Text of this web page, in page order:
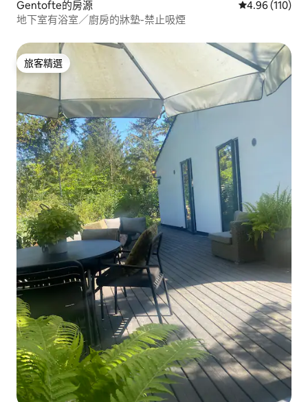
Gentofte的房源 從 110 則評價
4.96 (110)
地下室有浴室／廚房的牀墊-禁止吸煙
旅客精選
旅客精選